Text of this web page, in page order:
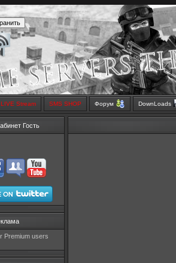
LIVE Stream SMS SHOP Форум DownLoads
Гость
Premium users